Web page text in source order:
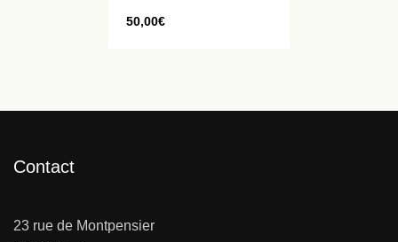
50,00€
Contact
23 rue de Montpensier